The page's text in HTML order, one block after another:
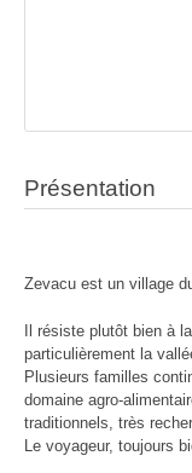
Présentation
Zevacu est un village
Il résiste plutôt bien à
particulièrement la
Plusieurs familles
domaine agro-
traditionnels, très
Le voyageur, toujours